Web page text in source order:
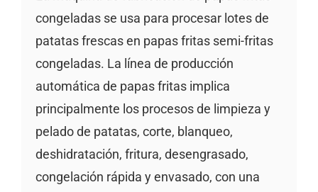
congeladas se usa para procesar lotes de
patatas frescas en papas fritas semi-fritas
congeladas. La línea de producción
automática de papas fritas implica
principalmente los procesos de limpieza y
pelado de patatas, corte, blanqueo,
deshidratación, fritura, desengrasado,
congelación rápida y envasado, con una